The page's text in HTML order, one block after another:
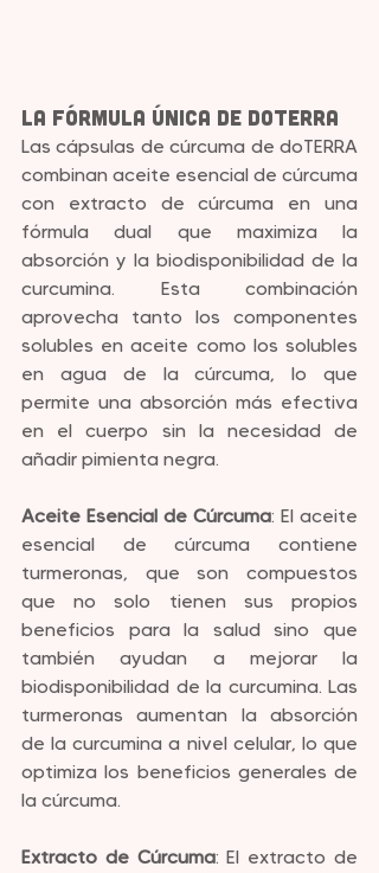
La Fórmula Única de doTERRA
Las cápsulas de cúrcuma de doTERRA
combinan aceite esencial de cúrcuma
con extracto de cúrcuma en una
fórmula dual que maximiza la
absorción y la biodisponibilidad de la
curcumina. Esta combinación
aprovecha tanto los componentes
solubles en aceite como los solubles
en agua de la cúrcuma, lo que
permite una absorción más efectiva
en el cuerpo sin la necesidad de
añadir pimienta negra.
Aceite Esencial de Cúrcuma: El aceite
esencial de cúrcuma contiene
turmeronas, que son compuestos
que no solo tienen sus propios
beneficios para la salud sino que
también ayudan a mejorar la
biodisponibilidad de la curcumina. Las
turmeronas aumentan la absorción
de la curcumina a nivel celular, lo que
optimiza los beneficios generales de
la cúrcuma.
Extracto de Cúrcuma: El extracto de